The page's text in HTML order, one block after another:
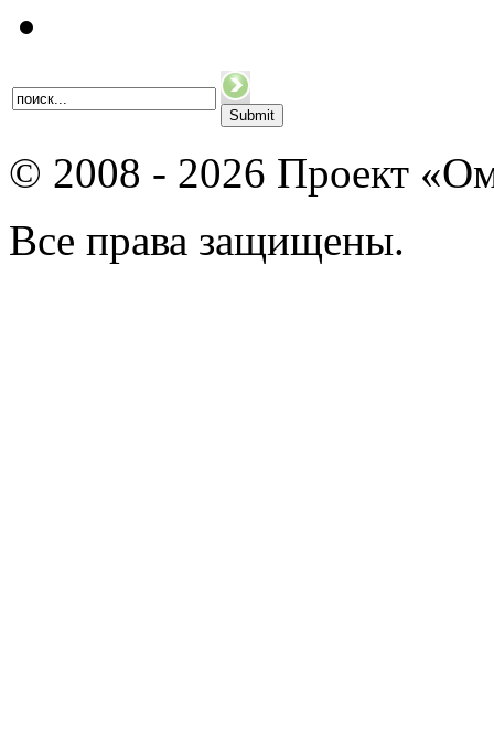
© 2008 - 2026 Проект
Все права защищены.